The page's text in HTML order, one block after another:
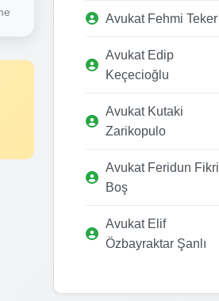
Avukat Fehmi Teker
Avukat Edip
Keçecioğlu
Avukat Kutaki
Zarikopulo
Avukat Feridun Fikri
Boş
Avukat Elif
Özbayraktar Şanlı